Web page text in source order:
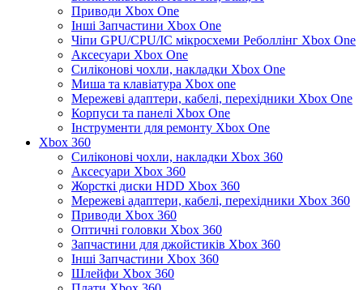
Приводи Xbox One
Інші Запчастини Xbox One
Чіпи GPU/CPU/IC мікросхеми Реболлінг Xbox One
Аксесуари Xbox One
Силіконові чохли, накладки Xbox One
Миша та клавіатура Xbox one
Мережеві адаптери, кабелі, перехідники Xbox One
Корпуси та панелі Xbox One
Інструменти для ремонту Xbox One
Xbox 360
Силіконові чохли, накладки Xbox 360
Аксесуари Xbox 360
Жорсткі диски HDD Xbox 360
Мережеві адаптери, кабелі, перехідники Xbox 360
Приводи Xbox 360
Оптичні головки Xbox 360
Запчастини для джойстиків Xbox 360
Інші Запчастини Xbox 360
Шлейфи Xbox 360